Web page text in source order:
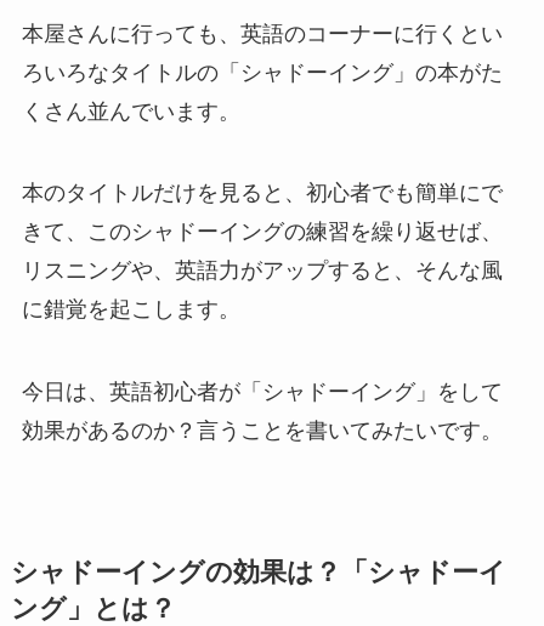
本屋さんに行っても、英語のコーナーに行くとい
ろいろなタイトルの「シャドーイング」の本がた
くさん並んでいます。
本のタイトルだけを見ると、初心者でも簡単にで
きて、このシャドーイングの練習を繰り返せば、
リスニングや、英語力がアップすると、そんな風
に錯覚を起こします。
今日は、英語初心者が「シャドーイング」をして
効果があるのか？ 言うことを書いてみたいです。
シャドーイングの効果は？「シャドーイ
ング」とは？